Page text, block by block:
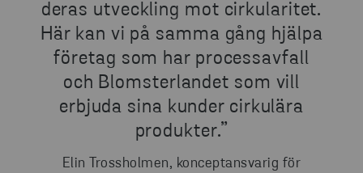
deras utveckling mot cirkularitet.
Här kan vi på samma gång hjälpa
företag som har processavfall
och Blomsterlandet som vill
erbjuda sina kunder cirkulära
produkter.”
Elin Trossholmen, konceptansvarig för